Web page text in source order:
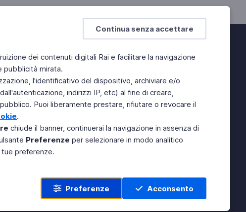
Continua senza accettare
dei contenuti digitali Rai e facilitare la navigazione
pubblicità mirata.
l'identificativo del dispositivo, archiviare e/o
indirizzi IP, etc) al fine di creare,
Puoi liberamente prestare, rifiutare o revocare il
.
chiude il banner, continuerai la navigazione in assenza di
Preferenze per selezionare in modo analitico
preferenze.
Preferenze Acconsento